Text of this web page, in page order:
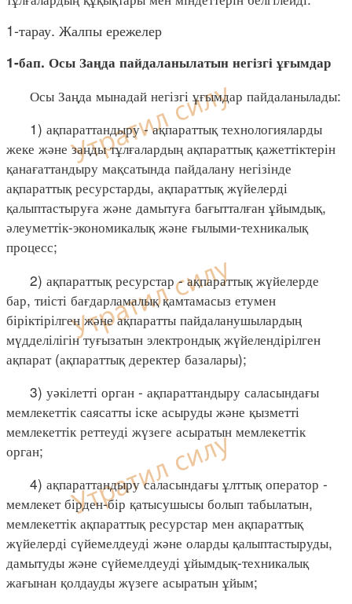
1-тарау. Жалпы ережелер
1-бап. Осы Заңда пайдаланылатын негізгі ұғымдар
Осы Заңда мынадай негізгі ұғымдар пайдаланылады:
1) ақпараттандыру - ақпараттық технологияларды
жеке және заңды тұлғалардың ақпараттық қажеттіктерін
қанағаттандыру мақсатында пайдалану негізінде
ақпараттық ресурстарды, ақпараттық жүйелерді
қалыптастыруға және дамытуға бағытталған ұйымдық,
әлеуметтік-экономикалық және ғылыми-техникалық
процесс;
2) ақпараттық ресурстар - ақпараттық жүйелерде
бар, тиісті бағдарламалық қамтамасыз етумен
біріктірілген және ақпаратты пайдаланушылардың
мүдделілігін туғызатын электрондық жүйелендірілген
ақпарат (ақпараттық деректер базалары);
3) уәкілетті орган - ақпараттандыру саласындағы
мемлекеттік саясатты іске асыруды және қызметті
мемлекеттік реттеуді жүзеге асыратын мемлекеттік
орган;
4) ақпараттандыру саласындағы ұлттық оператор -
мемлекет бірден-бір қатысушысы болып табылатын,
мемлекеттік ақпараттық ресурстар мен ақпараттық
жүйелерді сүйемелдеуді және оларды қалыптастыруды,
дамытуды және сүйемелдеуді ұйымдық-техникалық
жағынан қолдауды жүзеге асыратын ұйым;